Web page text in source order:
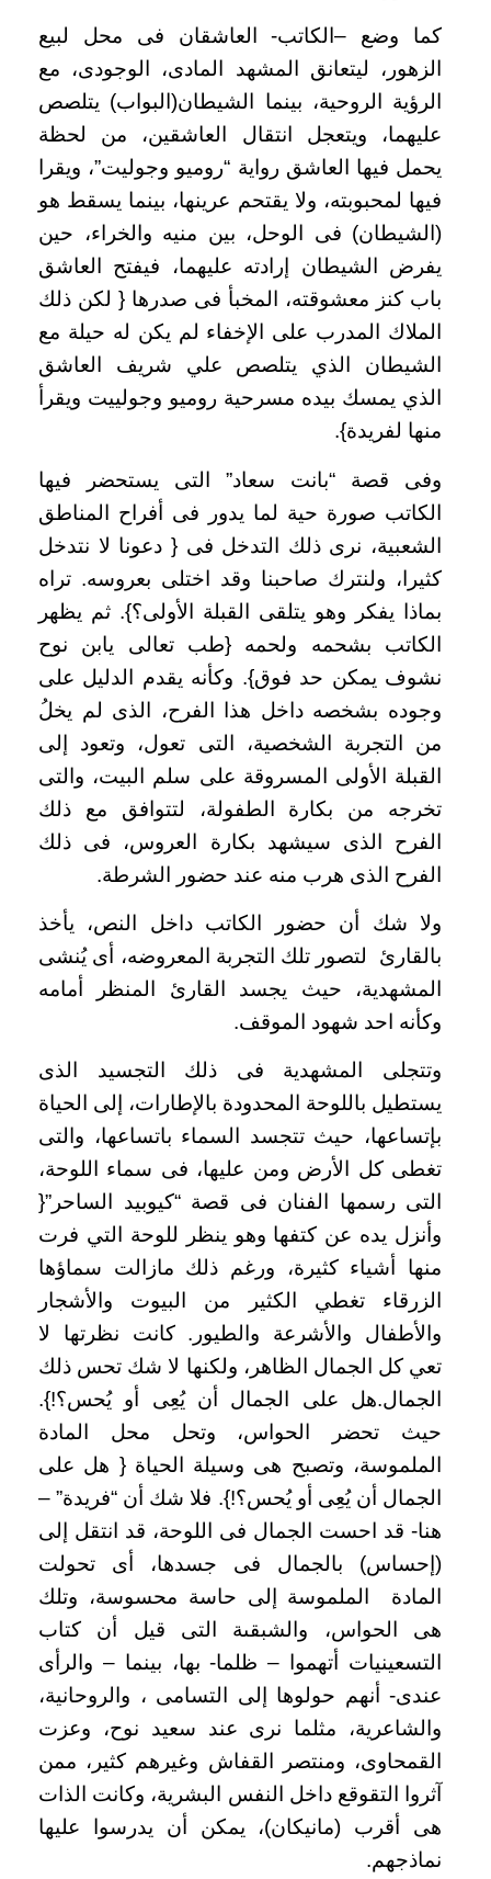
كما وضع –الكاتب- العاشقان فى محل لبيع
الزهور، ليتعانق المشهد المادى، الوجودى، مع
الرؤية الروحية، بينما الشيطان(البواب) يتلصص
عليهما، ويتعجل انتقال العاشقين، من لحظة
يحمل فيها العاشق رواية “روميو وجوليت”، ويقرا
فيها لمحبوبته، ولا يقتحم عرينها، بينما يسقط هو
(الشيطان) فى الوحل، بين منيه والخراء، حين
يفرض الشيطان إرادته عليهما، فيفتح العاشق
باب كنز معشوقته، المخبأ فى صدرها { لكن ذلك
الملاك المدرب على الإخفاء لم يكن له حيلة مع
الشيطان الذي يتلصص علي شريف العاشق
الذي يمسك بيده مسرحية روميو وجولييت ويقرأ
منها لفريدة}.
وفى قصة “بانت سعاد” التى يستحضر فيها
الكاتب صورة حية لما يدور فى أفراح المناطق
الشعبية، نرى ذلك التدخل فى { دعونا لا نتدخل
كثيرا، ولنترك صاحبنا وقد اختلى بعروسه. تراه
بماذا يفكر وهو يتلقى القبلة الأولى؟}. ثم يظهر
الكاتب بشحمه ولحمه {طب تعالى يابن نوح
نشوف يمكن حد فوق}. وكأنه يقدم الدليل على
وجوده بشخصه داخل هذا الفرح، الذى لم يخلُ
من التجربة الشخصية، التى تعول، وتعود إلى
القبلة الأولى المسروقة على سلم البيت، والتى
تخرجه من بكارة الطفولة، لتتوافق مع ذلك
الفرح الذى سيشهد بكارة العروس، فى ذلك
الفرح الذى هرب منه عند حضور الشرطة.
ولا شك أن حضور الكاتب داخل النص، يأخذ
بالقارئ لتصور تلك التجربة المعروضه، أى يُنشى
المشهدية، حيث يجسد القارئ المنظر أمامه
وكأنه احد شهود الموقف.
وتتجلى المشهدية فى ذلك التجسيد الذى
يستطيل باللوحة المحدودة بالإطارات، إلى الحياة
بإتساعها، حيث تتجسد السماء باتساعها، والتى
تغطى كل الأرض ومن عليها، فى سماء اللوحة،
التى رسمها الفنان فى قصة “كيوبيد الساحر”{
وأنزل يده عن كتفها وهو ينظر للوحة التي فرت
منها أشياء كثيرة، ورغم ذلك مازالت سماؤها
الزرقاء تغطي الكثير من البيوت والأشجار
والأطفال والأشرعة والطيور. كانت نظرتها لا
تعي كل الجمال الظاهر، ولكنها لا شك تحس ذلك
الجمال.هل على الجمال أن يُعِى أو يُحس؟!}.
حيث تحضر الحواس، وتحل محل المادة
الملموسة، وتصبح هى وسيلة الحياة { هل على
الجمال أن يُعِى أو يُحس؟!}. فلا شك أن “فريدة” –
هنا- قد احست الجمال فى اللوحة، قد انتقل إلى
(إحساس) بالجمال فى جسدها، أى تحولت
المادة الملموسة إلى حاسة محسوسة، وتلك
هى الحواس، والشبقىة التى قيل أن كتاب
التسعينيات أتهموا – ظلما- بها، بينما – والرأى
عندى- أنهم حولوها إلى التسامى ، والروحانية،
والشاعرية، مثلما نرى عند سعيد نوح، وعزت
القمحاوى، ومنتصر القفاش وغيرهم كثير، ممن
آثروا التقوقع داخل النفس البشرية، وكانت الذات
هى أقرب (مانيكان)، يمكن أن يدرسوا عليها
نماذجهم.